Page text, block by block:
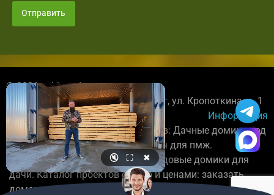
Отправить
© 2026 spbbrusdoma.ru
+7 921 027-89-78; Санкт-Петербург, ул. Кропоткина, д. 1
Информация
Строительство деревянных домов: Дачные домики под
усадку, каркасные дома под ключ для пмж.
Бригада плотников постороит садовые домики для
дачи. Каталог проектов с фото и ценами: заказать
домокомплект.
🔇 ⛶ ✖